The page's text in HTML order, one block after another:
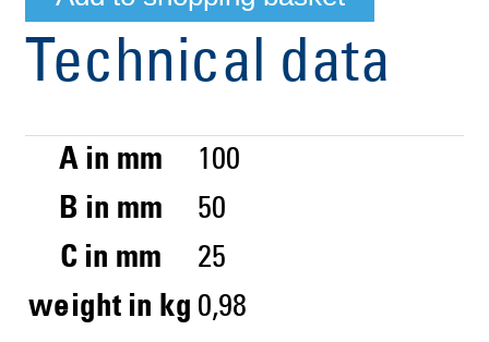
Technical data
A in mm
100
B in mm
50
C in mm
25
weight in kg 0,98